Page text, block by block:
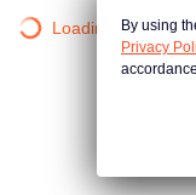
Loading…By using
Privacy